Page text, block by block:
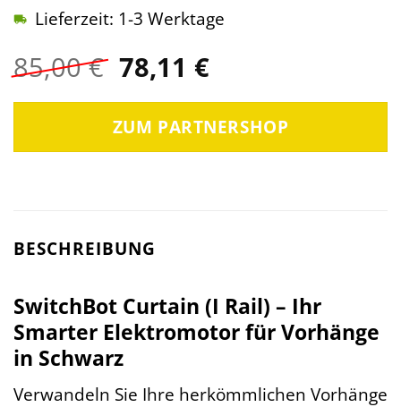
85,00€ Ursprünglicher
Preis
war:
85,00 €
78,11 €Aktueller
ist:
78,11 €.
Lieferzeit: 1-3 Werktage
ZUM PARTNERSHOP
BESCHREIBUNG
SwitchBot Curtain (I Rail) – Ihr
Smarter Elektromotor für Vorhänge
in Schwarz
Verwandeln Sie Ihre herkömmlichen Vorhänge